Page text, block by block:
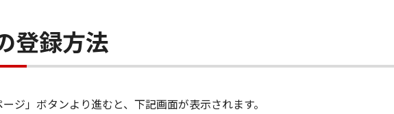
登録方法
ージ」ボタンより進むと、下記画面が表示されます。